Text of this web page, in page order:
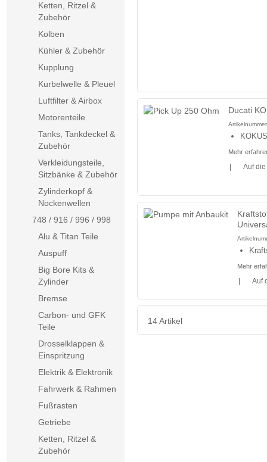
Ducati
Mehr
Auf
Mehr
Auf
14 Artikel
Ketten, Ritzel &
Zubehör
Kolben
Kühler & Zubehör
Kupplung
Kurbelwelle & Pleuel
Luftfilter & Airbox
Motorenteile
Tanks, Tankdeckel &
Zubehör
Verkleidungsteile,
Sitzbänke & Zubehör
Zylinderkopf &
Nockenwellen
748 / 916 / 996 / 998
Alu & Titan Teile
Auspuff
Big Bore Kits &
Zylinder
Bremse
Carbon- und GFK
Teile
Drosselklappen &
Einspritzung
Elektrik & Elektronik
Fahrwerk & Rahmen
Fußrasten
Getriebe
Ketten, Ritzel &
Zubehör